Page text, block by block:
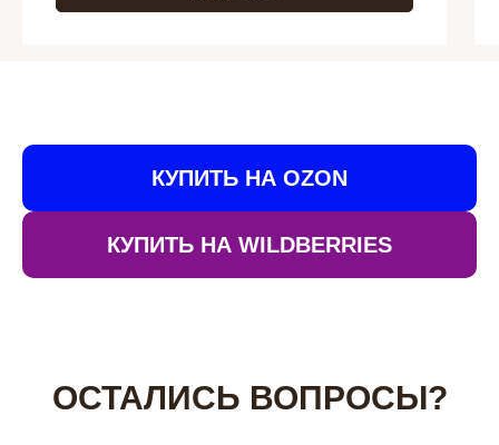
КУПИТЬ НА OZON
КУПИТЬ НА WILDBERRIES
ОСТАЛИСЬ ВОПРОСЫ?